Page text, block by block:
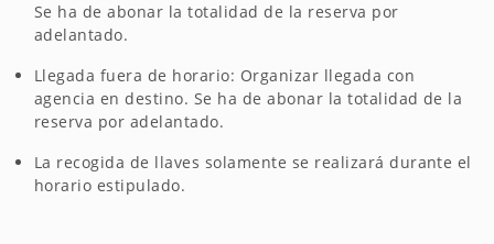
Se ha de abonar la totalidad de la reserva por
adelantado.
Llegada fuera de horario: Organizar llegada con
agencia en destino. Se ha de abonar la totalidad de la
reserva por adelantado.
La recogida de llaves solamente se realizará durante el
horario estipulado.